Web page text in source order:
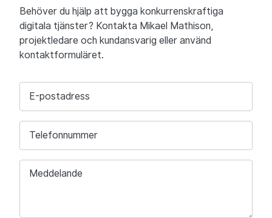
Behöver du hjälp att bygga konkurrenskraftiga
digitala tjänster? Kontakta Mikael Mathison,
projektledare och kundansvarig eller använd
kontaktformuläret.
E-postadress
Telefonnummer
Meddelande